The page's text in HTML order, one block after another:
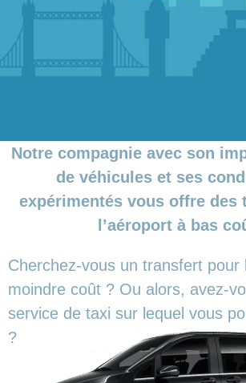
Notre compagnie avec son
de véhicules et ses
expérimentés vous offre des
l’aéroport à bas
Cherchez-vous un transfert pour
moindre coût ? Ou alors, avez-
service de taxi sur lequel vous
?